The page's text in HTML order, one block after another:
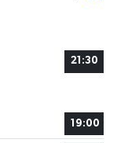
21:30
19:00